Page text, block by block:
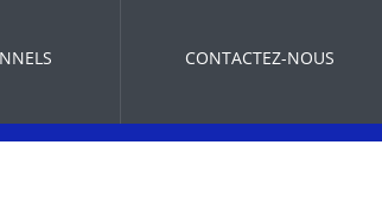
CONTACTEZ-NOUS